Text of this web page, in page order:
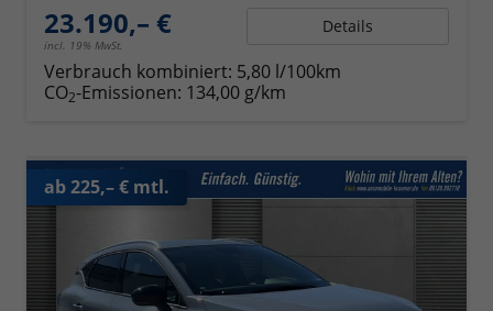
23.190,– €
incl. 19% MwSt.
Details
Verbrauch kombiniert: 5,80 l/100km
CO2-Emissionen: 134,00 g/km
ab 225,– € mtl.